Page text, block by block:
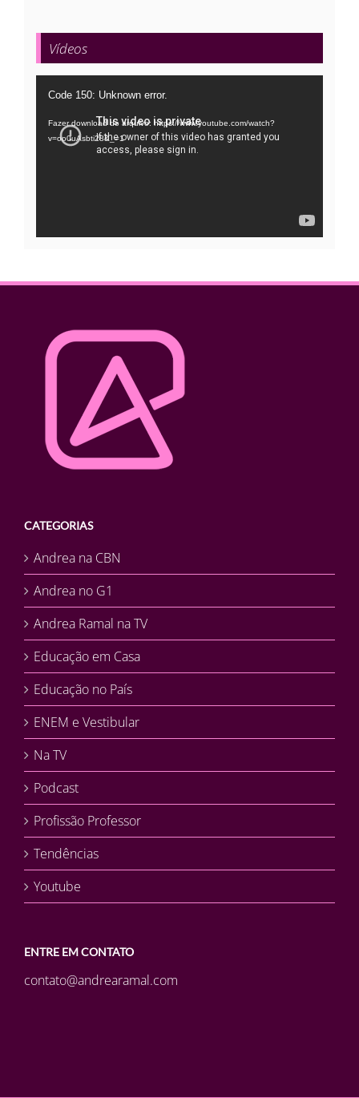
Vídeos
Tocador
vídeo
Code 150: Unknown error.
Fazer download do arquivo: https://www.youtube.com/watch?
v=oo0uAsbti28&_=1
CATEGORIAS
Andrea na CBN
Andrea no G1
Andrea Ramal na TV
Educação em Casa
Educação no País
ENEM e Vestibular
Na TV
Podcast
Profissão Professor
Tendências
Youtube
ENTRE EM CONTATO
contato@andrearamal.com